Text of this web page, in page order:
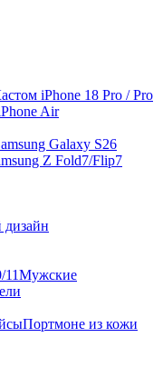
iPhone 18 Pro / Pro
Air
Galaxy S26
Z Fold7/Flip7
Мужские
Портмоне из кожи